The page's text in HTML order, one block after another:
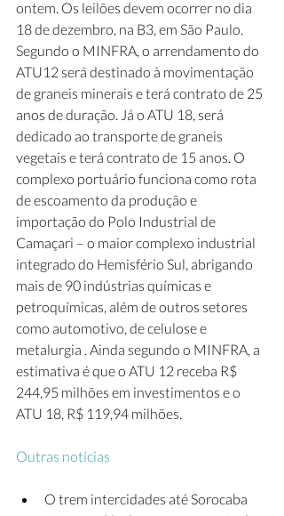
ontem. Os leilões devem ocorrer no dia
18 de dezembro, na B3, em São Paulo.
Segundo o MINFRA, o arrendamento do
ATU12 será destinado à movimentação
de graneis minerais e terá contrato de 25
anos de duração. Já o ATU 18, será
dedicado ao transporte de graneis
vegetais e terá contrato de 15 anos. O
complexo portuário funciona como rota
de escoamento da produção e
importação do Polo Industrial de
Camaçari – o maior complexo industrial
integrado do Hemisfério Sul, abrigando
mais de 90 indústrias químicas e
petroquímicas, além de outros setores
como automotivo, de celulose e
metalurgia . Ainda segundo o MINFRA, a
estimativa é que o ATU 12 receba R$
244,95 milhões em investimentos e o
ATU 18, R$ 119,94 milhões.
Outras notícias
O trem intercidades até Sorocaba